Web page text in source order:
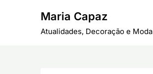
Maria Capaz
Atualidades, Decoração e Moda